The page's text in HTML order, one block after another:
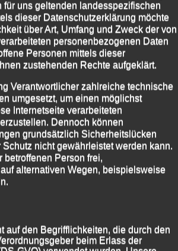
Schubert, Stephan
Michaela
Gemeinschaft (LG)
Schubert und Sebastian
lag bis knapp 100 m
Schwächeanfall,
100 m vor der Ziellinie
wieder aufraffen
uns geltenden landesspezifischen
dieser Datenschutzerklärung möchte
über Art, Umfang und Zweck der von
personenbezogenen Daten
Personen mittels dieser
zustehenden Rechte aufgeklärt.
Verantwortlicher zahlreiche technische
umgesetzt, um einen möglichst
Internetseite verarbeiteten
Dennoch können
grundsätzlich Sicherheitslücken
nicht gewährleistet werden kann.
betroffenen Person frei,
alternativen Wegen, beispielsweise
auf den Begrifflichkeiten, die durch den
beim Erlass der